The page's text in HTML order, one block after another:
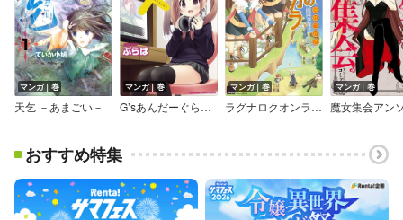
マンガ｜巻
天乞 －あまごい－
マンガ｜巻
G’sあんだーぐらうんど
マンガ｜巻
ラグナロクオンライン －笑顔のチカラ－
マンガ｜巻
おすすめ特集